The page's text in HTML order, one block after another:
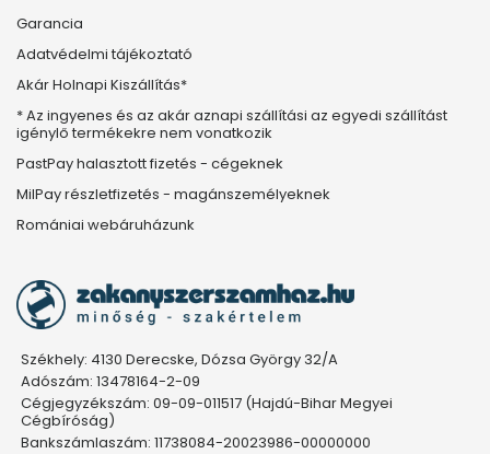
Garancia
Adatvédelmi tájékoztató
Akár Holnapi Kiszállítás*
* Az ingyenes és az akár aznapi szállítási az egyedi szállítást
igénylő termékekre nem vonatkozik
PastPay halasztott fizetés - cégeknek
MilPay részletfizetés - magánszemélyeknek
Romániai webáruházunk
Székhely: 4130 Derecske, Dózsa György 32/A
Adószám: 13478164-2-09
Cégjegyzékszám: 09-09-011517 (Hajdú-Bihar Megyei
Cégbíróság)
Bankszámlaszám: 11738084-20023986-00000000